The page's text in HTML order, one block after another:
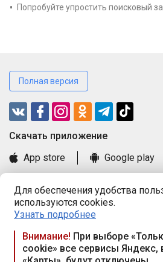
Для обеспечения удобства
используются cookies.
Узнать подробнее
Внимание! При выборе
cookie» все сервисы Яндекс,
Попробуйте упростить поисковый
Полная версия
Cкачать приложение
App store
Google play
Книга замечаний и предложений
Правила и документы
Praca.by © 2000—2026, ООО «ПРАЦА
Республика Беларусь, 220114, г.
117а, пом. № 9.